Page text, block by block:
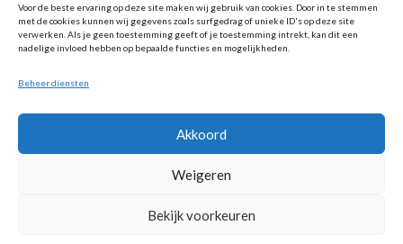
Voor de beste ervaring op deze site maken wij gebruik van cookies. Door in te stemmen
met de cookies kunnen wij gegevens zoals surfgedrag of unieke ID's op deze site
verwerken. Als je geen toestemming geeft of je toestemming intrekt, kan dit een
nadelige invloed hebben op bepaalde functies en mogelijkheden.
Beheer diensten
Akkoord
Weigeren
Bekijk voorkeuren
 tinie@10voorsupport.nl
 +31 (0)6 27390566